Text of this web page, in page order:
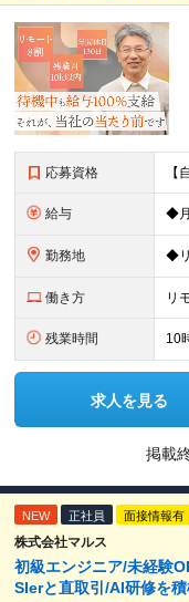
応募資格
給与
勤務地
働き方 リ
残業時間 10
求人を見る
掲載
NEW 正社員 面接情報有
株式会社マルス
初級エンジニア/未経験
SIerと直取引/AI研修を